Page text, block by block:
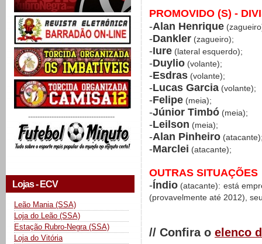
-------------------------------------
Lojas - ECV
Leão Mania (SSA)
Loja do Leão (SSA)
Estação Rubro-Negra (SSA)
Loja do Vitória
PROMOVIDO (S) -
-Alan Henrique
-Dankler (zagueiro);
-Iure (lateral esquerdo);
-Duylio (volante);
-Esdras (volante);
-Lucas Garcia (volante);
-Felipe (meia);
-Júnior Timbó (meia);
-Leilson (meia);
-Alan Pinheiro
-Marclei (atacante);
OUTRAS SITUAÇÕES
-Índio (atacante): está
(provavelmente até 2012),
// Confira o elenco